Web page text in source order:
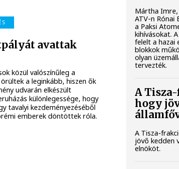
avattak
közül valószínűleg a
a leginkább, hiszen ők
udvarán elkészült
különlegessége, hogy
tavalyi kezdeményezéséből
emberek döntöttek róla.
Mártha
ATV-n Rónai
a Paksi
kihívásokat.
felelt a hazai
blokkok
olyan
tervezték.
A
hogy
A Tisza-
jövő kedden
elnököt.